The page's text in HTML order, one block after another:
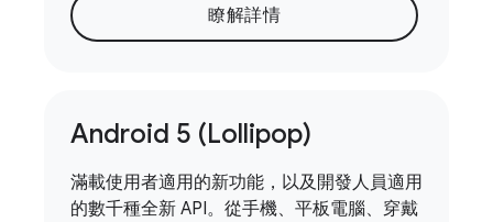
瞭解詳情
Android 5 (Lollipop)
滿載使用者適用的新功能，以及開發人員適用
的數千種全新 API。從手機、平板電腦、穿戴